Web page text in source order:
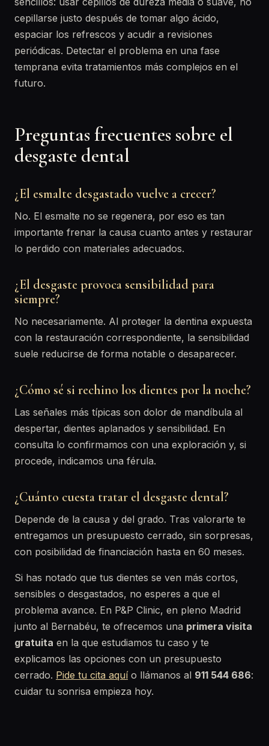
cepillarse justo después de tomar algo ácido,
espaciar los refrescos y acudir a revisiones
periódicas. Detectar el problema en una fase
temprana evita tratamientos más complejos en el
futuro.
Preguntas frecuentes sobre el
desgaste dental
¿El esmalte desgastado vuelve a crecer?
No. El esmalte no se regenera, por eso es tan
importante frenar la causa cuanto antes y restaurar
lo perdido con materiales adecuados.
¿El desgaste provoca sensibilidad para
siempre?
No necesariamente. Al proteger la dentina expuesta
con la restauración correspondiente, la sensibilidad
suele reducirse de forma notable o desaparecer.
¿Cómo sé si rechino los dientes por la noche?
Las señales más típicas son dolor de mandíbula al
despertar, dientes aplanados y sensibilidad. En
consulta lo confirmamos con una exploración y, si
procede, indicamos una férula.
¿Cuánto cuesta tratar el desgaste dental?
Depende de la causa y del grado. Tras valorarte te
entregamos un presupuesto cerrado, sin sorpresas,
con posibilidad de financiación hasta en 60 meses.
Si has notado que tus dientes se ven más cortos,
sensibles o desgastados, no esperes a que el
problema avance. En P&P Clinic, en pleno Madrid
junto al Bernabéu, te ofrecemos una primera visita
gratuita en la que estudiamos tu caso y te
explicamos las opciones con un presupuesto
cerrado. Pide tu cita aquío llámanos al 911 544 686:
cuidar tu sonrisa empieza hoy.